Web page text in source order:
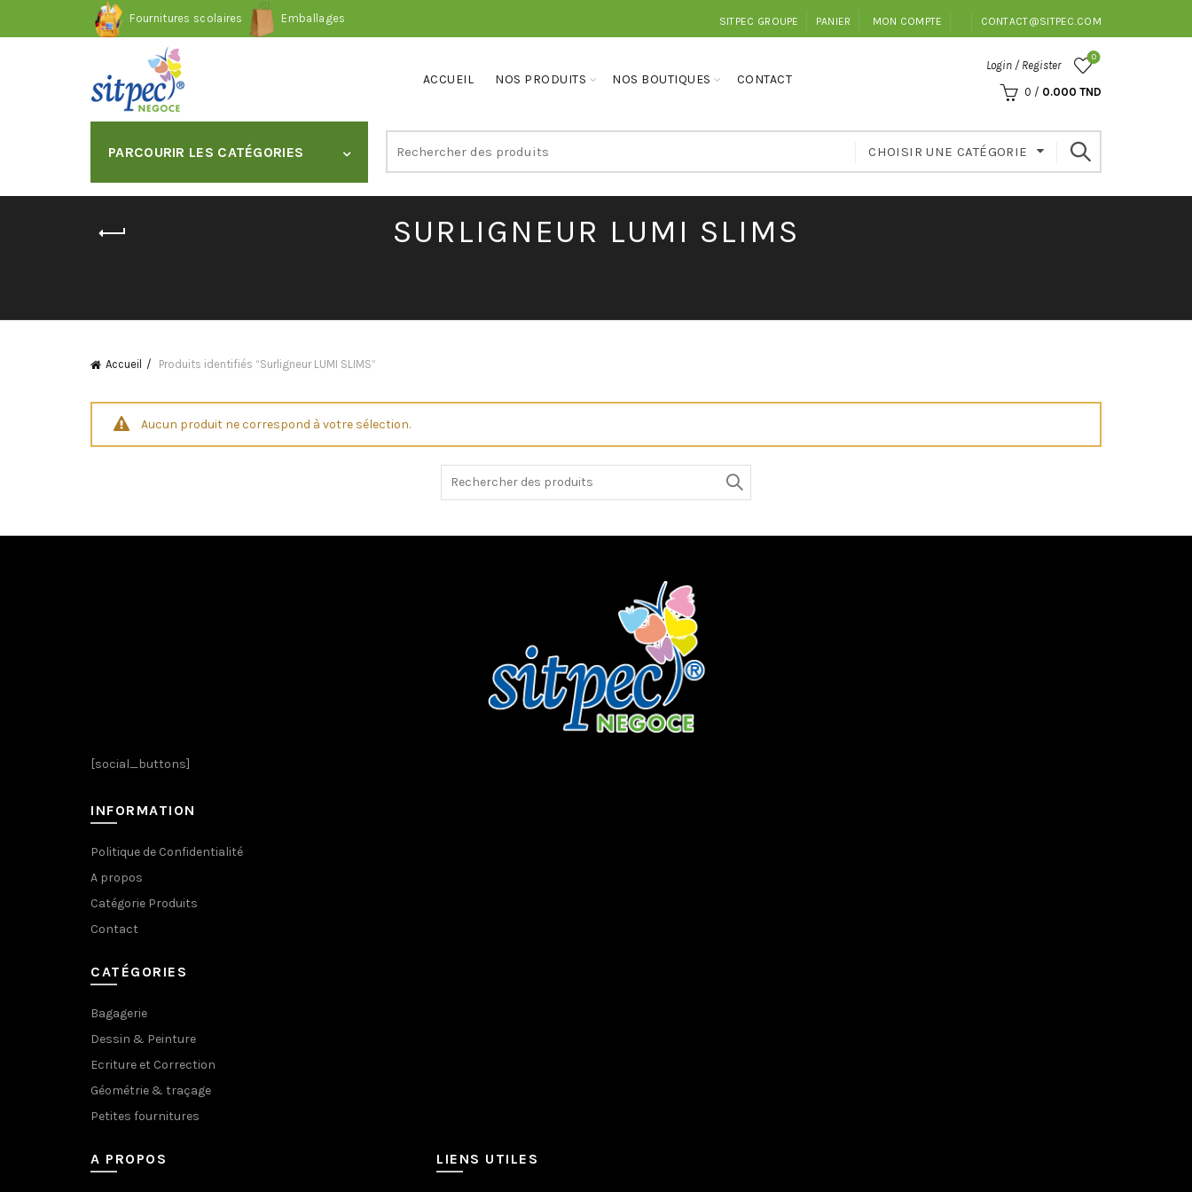
Fournitures scolaires Emballages SITPEC GROUPE PANIER MON COMPTE CONTACT@SITPEC.COM
ACCUEIL NOS PRODUITS NOS BOUTIQUES CONTACT
Login / Register
0
0 / 0.000 TND
PARCOURIR LES CATÉGORIES
for:
CHOISIR UNE CATÉGORIE
SURLIGNEUR LUMI SLIMS
Accueil Produits identifiés “Surligneur LUMI SLIMS”
Aucun produit ne correspond à votre sélection.
[social_buttons]
INFORMATION
Politique de Confidentialité
A propos
Catégorie Produits
Contact
CATÉGORIES
Bagagerie
Dessin & Peinture
Ecriture et Correction
Géométrie & traçage
Petites fournitures
A PROPOS LIENS UTILES